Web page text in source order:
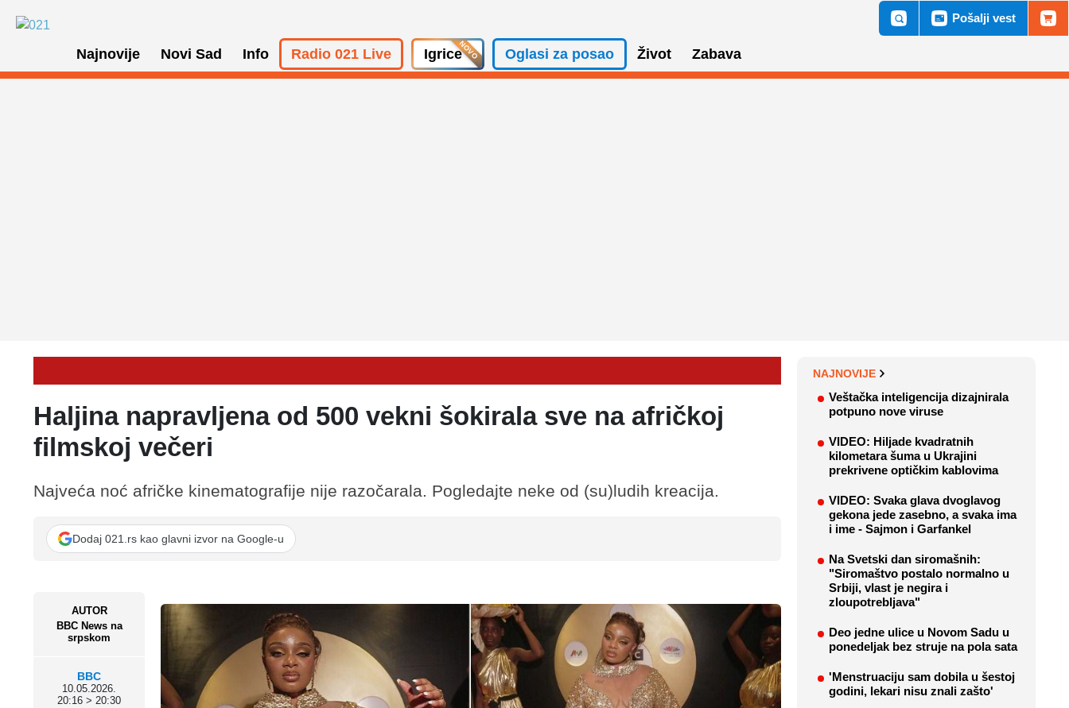
Najnovije Novi Sad Info Radio 021 Live Igrice Oglasi za posao Život Zabava
Pošalji vest
Haljina napravljena od 500 vekni šokirala sve na afričkoj
filmskoj večeri
AUTOR
BBC News na
srpskom
BBC
10.05.2026.
20:16 > 20:30
Najveća noć afričke kinematografije nije razočarala. Pogledajte neke od (su)ludih kreacija.
Dodaj 021.rs kao glavni izvor na Google-u
NAJNOVIJE
Veštačka inteligencija dizajnirala
potpuno nove viruse
VIDEO: Hiljade kvadratnih
kilometara šuma u Ukrajini
prekrivene optičkim kablovima
VIDEO: Svaka glava dvoglavog
gekona jede zasebno, a svaka ima
i ime - Sajmon i Garfankel
Na Svetski dan siromašnih:
"Siromaštvo postalo normalno u
Srbiji, vlast je negira i
zloupotrebljava"
Deo jedne ulice u Novom Sadu u
ponedeljak bez struje na pola sata
'Menstruaciju sam dobila u šestoj
godini, lekari nisu znali zašto'